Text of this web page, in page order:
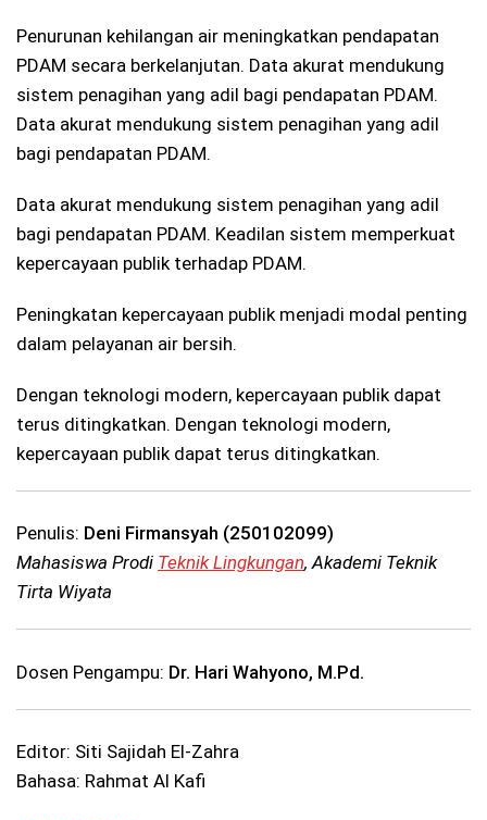
Penurunan kehilangan air meningkatkan pendapatan
PDAM secara berkelanjutan. Data akurat mendukung
sistem penagihan yang adil bagi pendapatan PDAM.
Data akurat mendukung sistem penagihan yang adil
bagi pendapatan PDAM.
Data akurat mendukung sistem penagihan yang adil
bagi pendapatan PDAM. Keadilan sistem memperkuat
kepercayaan publik terhadap PDAM.
Peningkatan kepercayaan publik menjadi modal penting
dalam pelayanan air bersih.
Dengan teknologi modern, kepercayaan publik dapat
terus ditingkatkan. Dengan teknologi modern,
kepercayaan publik dapat terus ditingkatkan.
Penulis: Deni Firmansyah (250102099)
Mahasiswa Prodi Teknik Lingkungan, Akademi Teknik
Tirta Wiyata
Dosen Pengampu: Dr. Hari Wahyono, M.Pd.
Editor: Siti Sajidah El-Zahra
Bahasa: Rahmat Al Kafi